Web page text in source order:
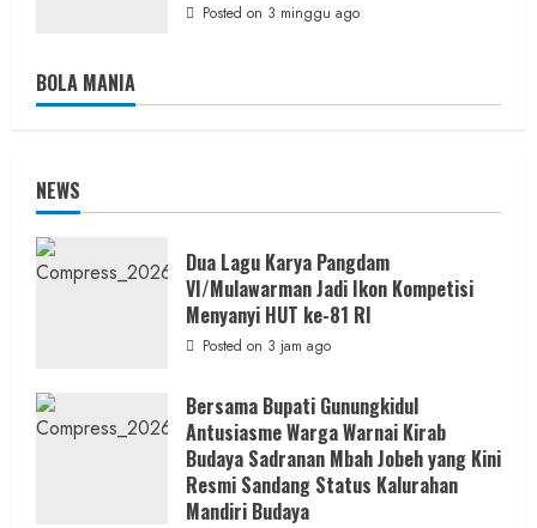
Posted on 3 minggu ago
BOLA MANIA
NEWS
Dua Lagu Karya Pangdam
VI/Mulawarman Jadi Ikon Kompetisi
Menyanyi HUT ke-81 RI
Posted on 3 jam ago
Bersama Bupati Gunungkidul
Antusiasme Warga Warnai Kirab
Budaya Sadranan Mbah Jobeh yang Kini
Resmi Sandang Status Kalurahan
Mandiri Budaya